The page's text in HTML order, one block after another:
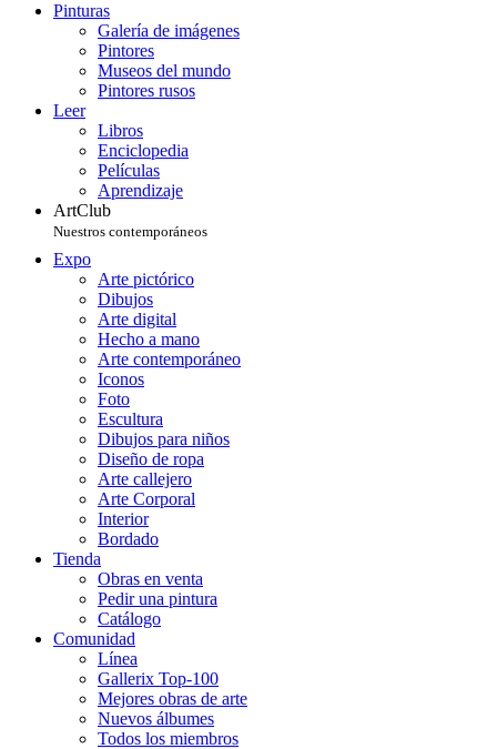
Pinturas
Galería de imágenes
Pintores
Museos del mundo
Pintores rusos
Leer
Libros
Enciclopedia
Películas
Aprendizaje
ArtClub
Nuestros contemporáneos
Expo
Arte pictórico
Dibujos
Arte digital
Hecho a mano
Arte contemporáneo
Iconos
Foto
Escultura
Dibujos para niños
Diseño de ropa
Arte callejero
Arte Corporal
Interior
Bordado
Tienda
Obras en venta
Pedir una pintura
Catálogo
Comunidad
Línea
Gallerix Top-100
Mejores obras de arte
Nuevos álbumes
Todos los miembros